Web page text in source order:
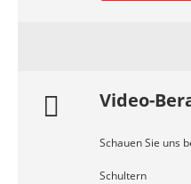
Video-
Schauen Sie uns
Schultern